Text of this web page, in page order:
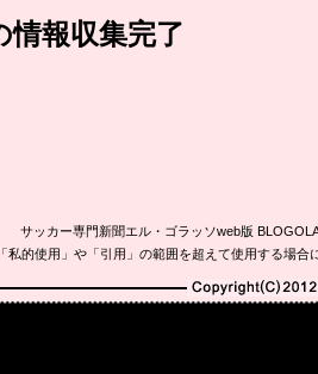
情報収集完了
サッカー専門新聞エル・ゴラッソweb版
私的使用」や「引用」の範囲を超えて使用する場
Copyright(C)2010-